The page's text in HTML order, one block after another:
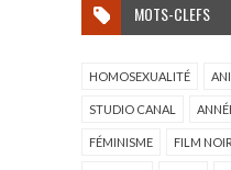
MOTS-CLEFS
HOMOSEXUALITÉ
STUDIO CANAL
FÉMINISME FILM NOIR